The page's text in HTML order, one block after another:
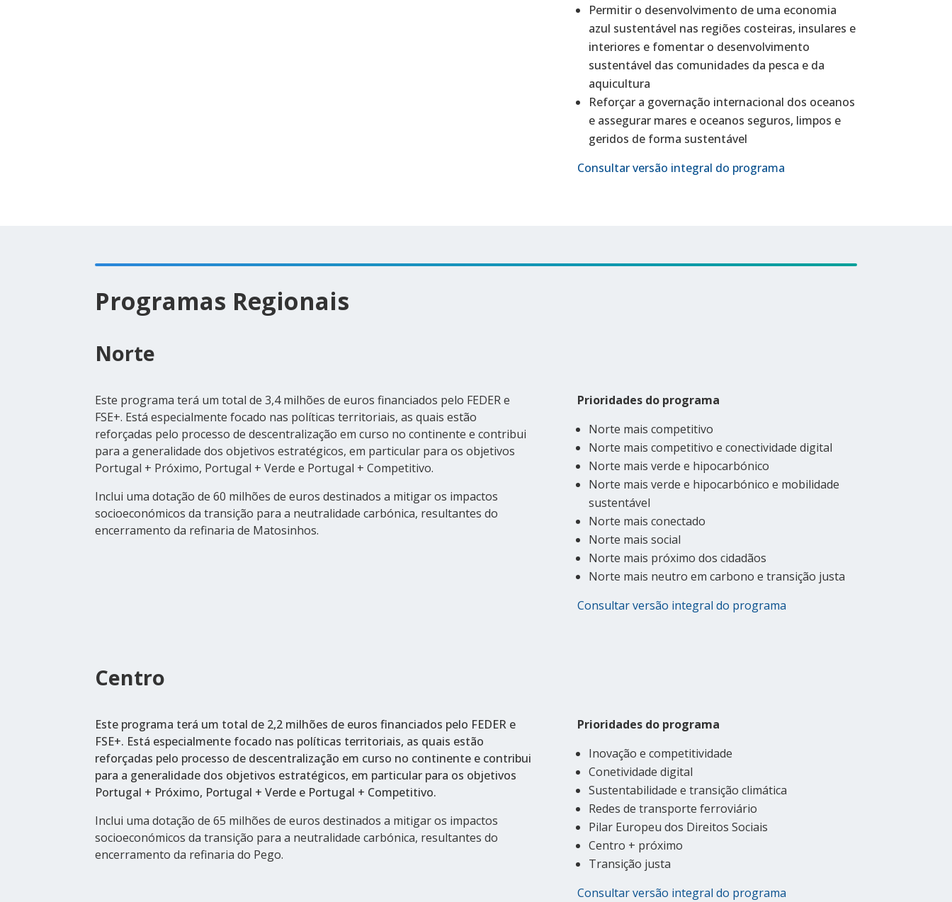
Permitir o desenvolvimento de uma economia
azul sustentável nas regiões costeiras, insulares e
interiores e fomentar o desenvolvimento
sustentável das comunidades da pesca e da
aquicultura
Reforçar a governação internacional dos oceanos
e assegurar mares e oceanos seguros, limpos e
geridos de forma sustentável
Consultar versão integral do programa
Programas Regionais
Norte
Este programa terá um total de 3,4 milhões de euros financiados pelo FEDER e
FSE+. Está especialmente focado nas políticas territoriais, as quais estão
reforçadas pelo processo de descentralização em curso no continente e contribui
para a generalidade dos objetivos estratégicos, em particular para os objetivos
Portugal + Próximo, Portugal + Verde e Portugal + Competitivo.
Inclui uma dotação de 60 milhões de euros destinados a mitigar os impactos
socioeconómicos da transição para a neutralidade carbónica, resultantes do
encerramento da refinaria de Matosinhos.
Prioridades do programa
Norte mais competitivo
Norte mais competitivo e conectividade digital
Norte mais verde e hipocarbónico
Norte mais verde e hipocarbónico e mobilidade
sustentável
Norte mais conectado
Norte mais social
Norte mais próximo dos cidadãos
Norte mais neutro em carbono e transição justa
Consultar versão integral do programa
Centro
Este programa terá um total de 2,2 milhões de euros financiados pelo FEDER e
FSE+. Está especialmente focado nas políticas territoriais, as quais estão
reforçadas pelo processo de descentralização em curso no continente e contribui
para a generalidade dos objetivos estratégicos, em particular para os objetivos
Portugal + Próximo, Portugal + Verde e Portugal + Competitivo.
Inclui uma dotação de 65 milhões de euros destinados a mitigar os impactos
socioeconómicos da transição para a neutralidade carbónica, resultantes do
encerramento da refinaria do Pego.
Prioridades do programa
Inovação e competitividade
Conetividade digital
Sustentabilidade e transição climática
Redes de transporte ferroviário
Pilar Europeu dos Direitos Sociais
Centro + próximo
Transição justa
Consultar versão integral do programa